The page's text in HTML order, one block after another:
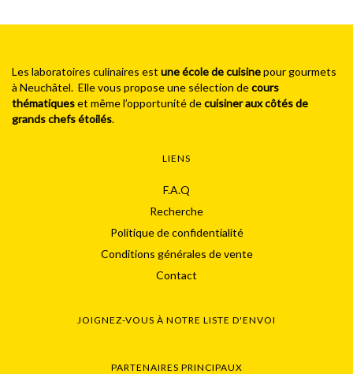
Les laboratoires culinaires est une école de cuisinepour gourmets
à Neuchâtel. Elle vous propose une sélection decours
thématiqueset même l’opportunité decuisiner aux côtés de
grands chefs étoilés.
LIENS
F.A.Q
Recherche
Politique de confidentialité
Conditions générales de vente
Contact
JOIGNEZ-VOUS À NOTRE LISTE D'ENVOI
PARTENAIRES PRINCIPAUX